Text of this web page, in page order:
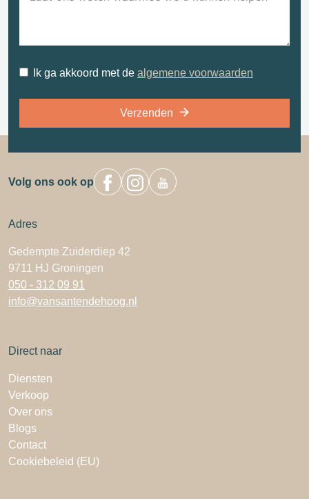
Ik ga akkoord met de algemene voorwaarden
Verzenden
Volg ons ook op
Adres
Gedempte Zuiderdiep 42
9711 HJ Groningen
050 - 312 09 91
info@vansantendehoog.nl
Direct naar
Diensten
Verkoop
Over ons
Blogs
Contact
Cookiebeleid (EU)